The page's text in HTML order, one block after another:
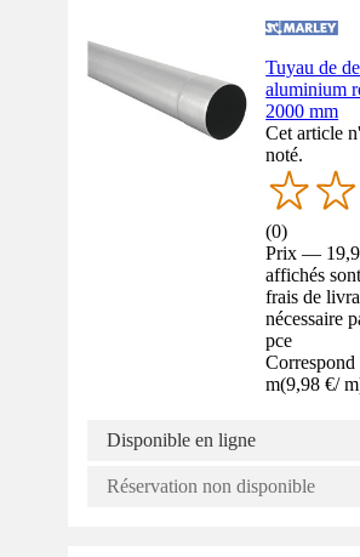
Tuyau de
aluminium
2000 mm
Cet article
noté.
(0)
Prix —
affichés
frais de
nécessaire
pce
m(9,98 €/ m
Disponible en ligne
Réservation non disponible